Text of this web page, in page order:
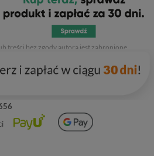
250
. Kopiowanie, przetwarzanie,
treści bez zgody autora jest zabronione.